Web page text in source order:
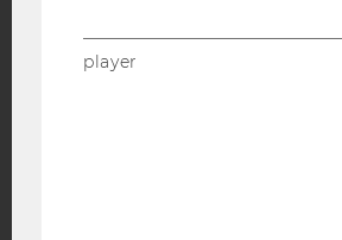
IMPRESSUM
DATENSCHUTZERKLÄRUNG
STUDIENBEWERBER*INNEN
player